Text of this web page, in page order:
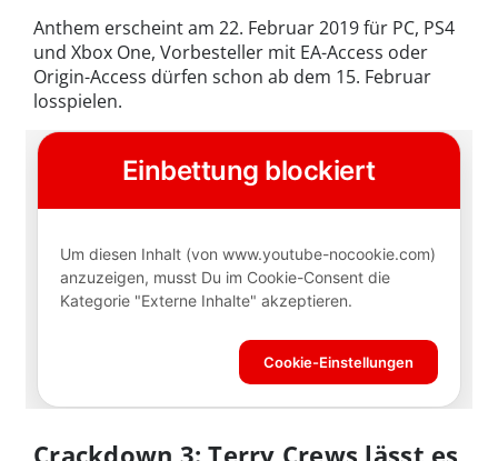
Anthem erscheint am 22. Februar 2019 für PC, PS4
und Xbox One, Vorbesteller mit EA-Access oder
Origin-Access dürfen schon ab dem 15. Februar
losspielen.
Crackdown 3: Terry Crews lässt es